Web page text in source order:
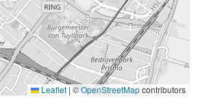
Leaflet |©OpenStreetMapcontributors